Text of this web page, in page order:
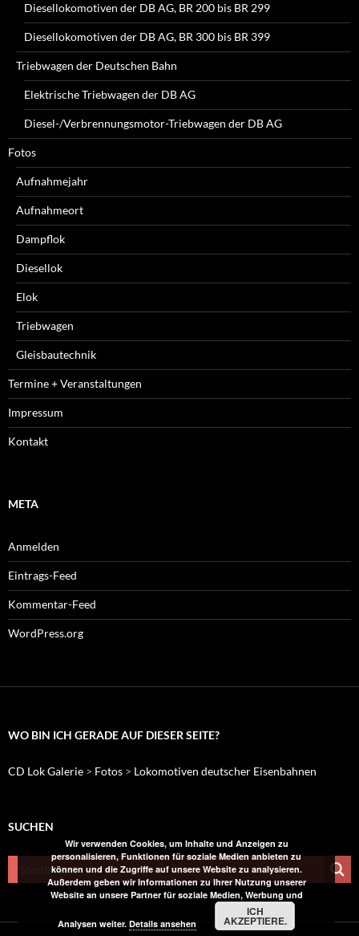
Diesellokomotiven der DB AG, BR 200 bis BR 299
Diesellokomotiven der DB AG, BR 300 bis BR 399
Triebwagen der Deutschen Bahn
Elektrische Triebwagen der DB AG
Diesel-/Verbrennungsmotor-Triebwagen der DB AG
Fotos
Aufnahmejahr
Aufnahmeort
Dampflok
Diesellok
Elok
Triebwagen
Gleisbautechnik
Termine + Veranstaltungen
Impressum
Kontakt
META
Anmelden
Eintrags-Feed
Kommentar-Feed
WordPress.org
WO BIN ICH GERADE AUF DIESER SEITE?
CD Lok Galerie > Fotos > Lokomotiven deutscher Eisenbahnen
SUCHEN
Wir verwenden Cookies, um Inhalte und Anzeigen zu
personalisieren, Funktionen für soziale Medien anbieten zu
können und die Zugriffe auf unsere Website zu analysieren.
Außerdem geben wir Informationen zu Ihrer Nutzung unserer
Website an unsere Partner für soziale Medien, Werbung und
Analysen weiter.Details ansehen
ICH
AKZEPTIERE.